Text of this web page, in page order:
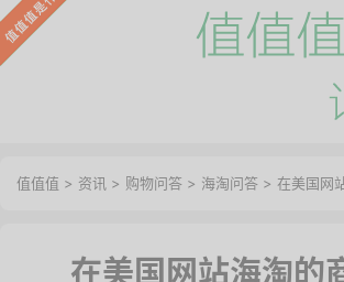
值值值 > 资讯 > 购物问答 > 海淘问答 > 在美国网
在美国网站海淘的